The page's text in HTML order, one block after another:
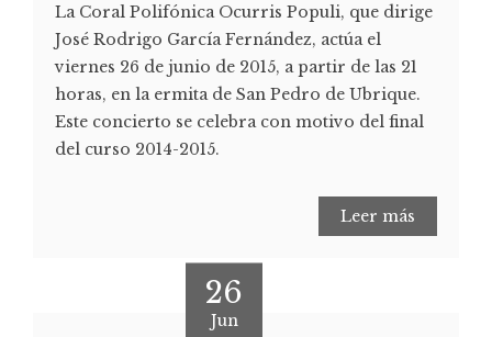
La Coral Polifónica Ocurris Populi, que dirige
José Rodrigo García Fernández, actúa el
viernes 26 de junio de 2015, a partir de las 21
horas, en la ermita de San Pedro de Ubrique.
Este concierto se celebra con motivo del final
del curso 2014-2015.
Leer más
26
Jun